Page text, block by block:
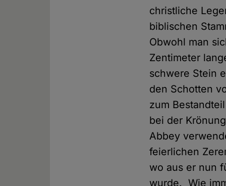
christliche
biblischen
Obwohl man
Zentimeter
schwere Stein
den Schotten
zum
bei der
Abbey
feierlichen
wo aus er nun
wurde. Wie